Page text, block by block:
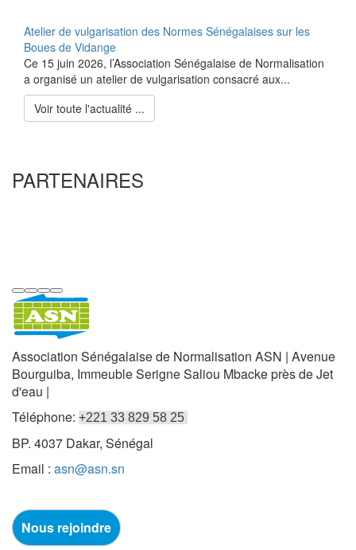
Atelier de vulgarisation des Normes Sénégalaises sur les
Boues de Vidange
Ce 15 juin 2026, l’Association Sénégalaise de Normalisation
a organisé un atelier de vulgarisation consacré aux...
Voir toute l'actualité ...
PARTENAIRES
Association Sénégalaise de Normalisation ASN | Avenue
Bourguiba, Immeuble Serigne Saliou Mbacke près de Jet
d'eau |
Téléphone: +221 33 829 58 25
BP. 4037 Dakar, Sénégal
Email : asn@asn.sn
Nous rejoindre